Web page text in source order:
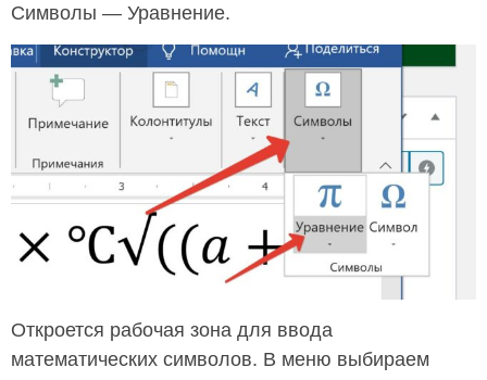
Символы — Уравнение.
Откроется рабочая зона для ввода
математических символов. В меню выбираем